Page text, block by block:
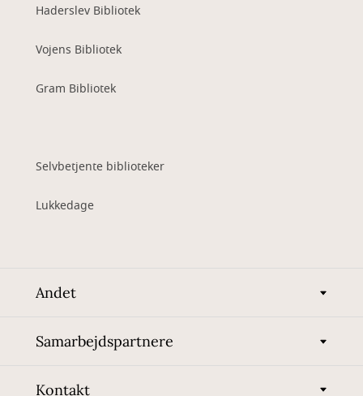
Haderslev Bibliotek
Vojens Bibliotek
Gram Bibliotek
Selvbetjente biblioteker
Lukkedage
Andet
Samarbejdspartnere
Kontakt